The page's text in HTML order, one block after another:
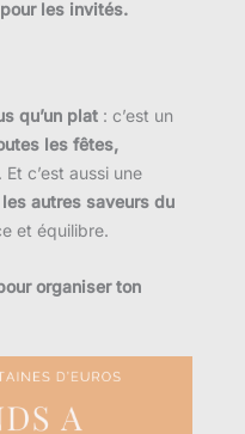
les invités.
qu’un plat : c’est un
les fêtes,
. Et c’est aussi une
autres saveurs du
et équilibre.
organiser ton